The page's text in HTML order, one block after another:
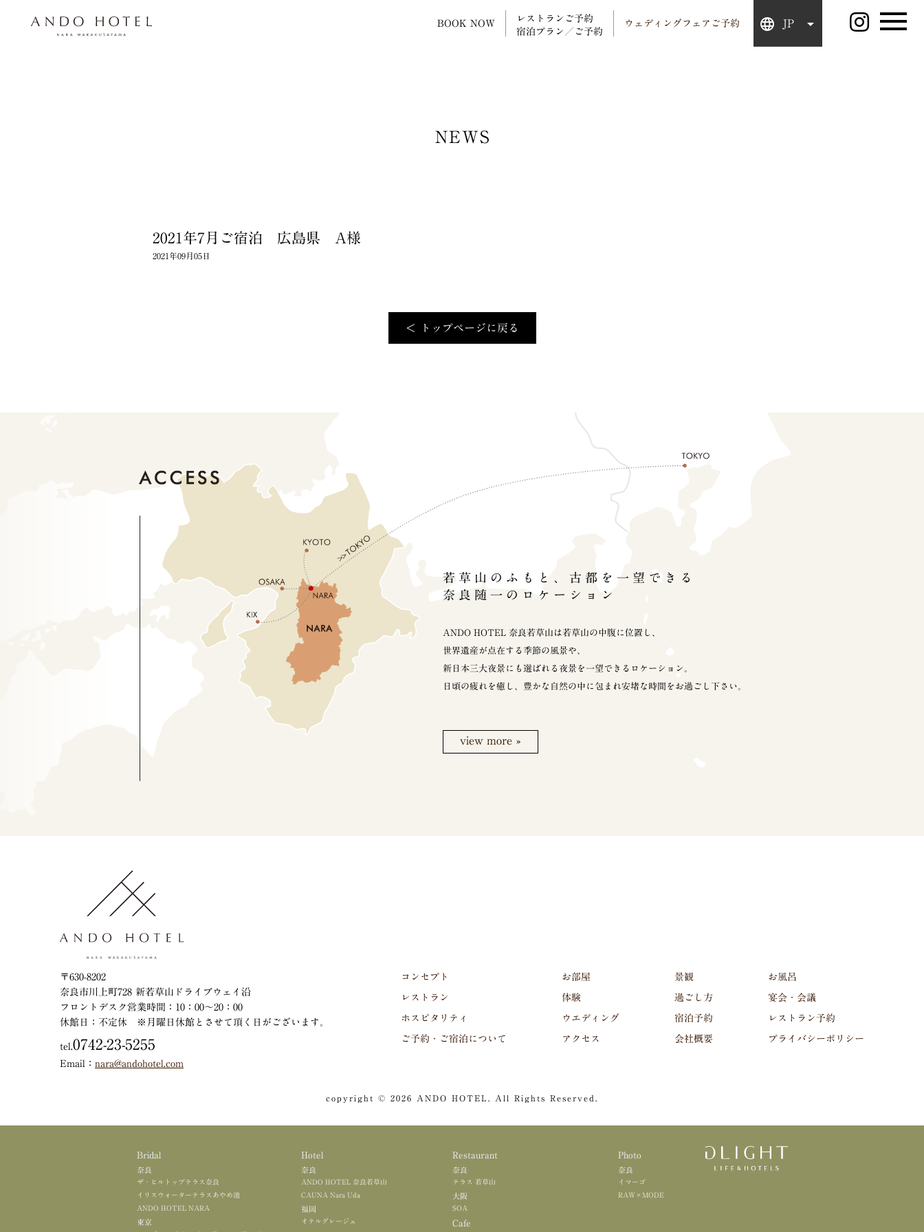
JP
NEWS
2021年7月ご宿泊 広島県 A様
2021年09月05日
＜ トップページに戻る
若草山のふもと、古都を一望できる
奈良随一のロケーション
ANDO HOTEL 奈良若草山は若草山の中腹に位置し、
世界遺産が点在する季節の風景や、
新日本三大夜景にも選ばれる夜景を一望できるロケーション。
日頃の疲れを癒し、豊かな自然の中に包まれ安堵な時間をお過ごし下さい。
view more »
〒630-8202
奈良市川上町728 新若草山ドライブウェイ沿
フロントデスク営業時間：10：00～20：00
休館日：不定休
※月曜日休館とさせて頂く日がございます。
tel. 0742-23-5255
Email： nara@andohotel.com
コンセプト
レストラン
ホスピタリティ
ご予約・ご宿泊について
お部屋
体験
ウエディング
アクセス
景観
過ごし方
宿泊予約
会社概要
お風呂
宴会・会議
レストラン予約
プライバシーポリシー
copyright © 2026 ANDO HOTEL. All Rights Reserved.
Bridal
奈良
ザ・ヒルトップテラス奈良
イリスウォーターテラスあやめ池
ANDO HOTEL NARA
東京
Hotel
奈良
ANDO HOTEL 奈良若草山
CAUNA Nara Uda
福岡
オテルグレージュ
Restaurant
奈良
テラス 若草山
大阪
SOA
Cafe
Photo
奈良
イマーゴ
RAW×MODE
BOOK NOW
レストランご予約
宿泊プラン／ご予約
ウェディングフェアご予約